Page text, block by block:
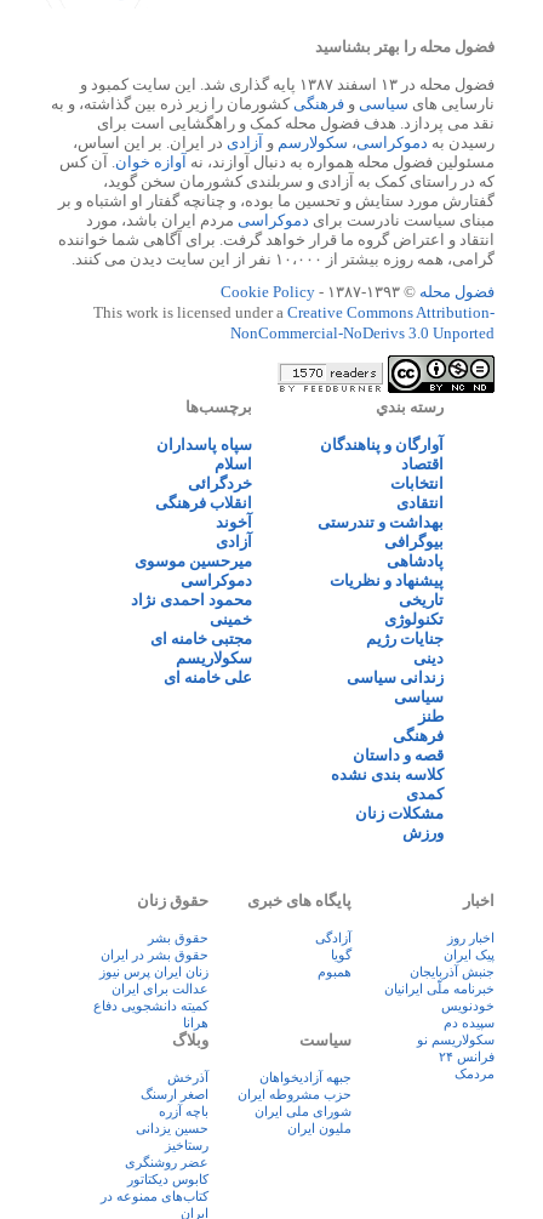
فضول محله را بهتر بشناسید
فضول محله در ۱۳ اسفند ۱۳۸۷ پایه گذاری شد. این سایت کمبود و
نارسایی های سیاسی و فرهنگیکشورمان را زیر ذره بین گذاشته، و به
نقد می پردازد. هدف فضول محله کمک و راهگشایی است برای
رسیدن به دموکراسی، سکولارسم و آزادی در ایران. بر این اساس،
مسئولین فضول محله همواره به دنبال آوازند، نه آوازه خوان. آن کس
که در راستای کمک به آزادی و سربلندی کشورمان سخن گوید،
گفتارش مورد ستایش و تحسین ما بوده، و چنانچه گفتار او اشتباه و بر
مبنای سیاست نادرست برای دموکراسی مردم ایران باشد، مورد
انتقاد و اعتراض گروه ما قرار خواهد گرفت. برای آگاهی شما خواننده
گرامی، همه روزه بیشتر از ۱۰،۰۰۰ نفر از این سایت دیدن می کنند.
فضول محله © ۱۳۹۳-۱۳۸۷ -
Cookie Policy
This work is licensed under a Creative Commons Attribution-
NonCommercial-NoDerivs 3.0 Unported
رسته بندي
آوارگان و پناهندگان
اقتصاد
انتخابات
انتقادی
بهداشت و تندرستی
بیوگرافی
پادشاهی
پیشنهاد و نظریات
تاریخی
تکنولوژی
جنایات رژیم
دینی
زندانی سیاسی
سیاسی
طنز
فرهنگی
قصه و داستان
کلاسه بندی نشده
کمدی
مشکلات زنان
ورزش
برچسب‌ها
سپاه پاسداران
اسلام
خردگرائی
انقلاب فرهنگی
آخوند
آزادی
میرحسین موسوی
دموکراسی
محمود احمدی نژاد
خمینی
مجتبی خامنه ای
سکولاریسم
علی خامنه ای
اخبار
اخبار روز
پيک ايران
جنبش آذربایجان
خبرنامه ملّی ایرانیان
خودنویس
سپیده دم
سکولاریسم نو
فرانس ۲۴
مردمک
پایگاه های خبری
آزادگی
گویا
همبوم
حقوق زنان
حقوق بشر
حقوق بشر در ایران
زنان ايران پرس نيوز
عدالت برای ایران
کمیته دانشجویی دفاع
هرانا
سیاست
جبهه آزادیخواهان
حزب مشروطه ایران
شورای ملی ایران
ملیون ایران
وبلاگ
آذرخش
اصغر ارسنگ
باچه آزره
حسین یزدانی
رستاخیز
عضر روشنگری
کابوس دیکتاتور
کتاب‌های ممنوعه در
ایران